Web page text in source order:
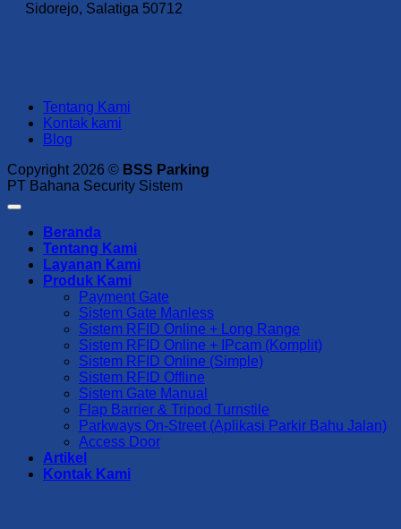
Sidorejo, Salatiga 50712
Tentang Kami
Kontak kami
Blog
Copyright 2026 © BSS Parking
PT Bahana Security Sistem
Beranda
Tentang Kami
Layanan Kami
Produk Kami
Payment Gate
Sistem Gate Manless
Sistem RFID Online + Long Range
Sistem RFID Online + IPcam (Komplit)
Sistem RFID Online (Simple)
Sistem RFID Offline
Sistem Gate Manual
Flap Barrier & Tripod Turnstile
Parkways On-Street (Aplikasi Parkir Bahu Jalan)
Access Door
Artikel
Kontak Kami